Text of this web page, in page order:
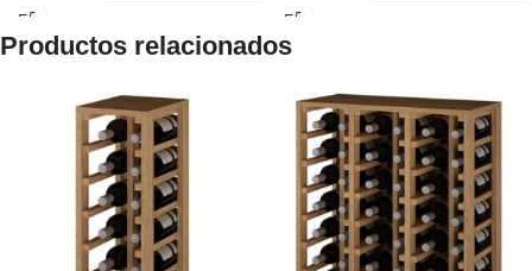
Productos relacionados